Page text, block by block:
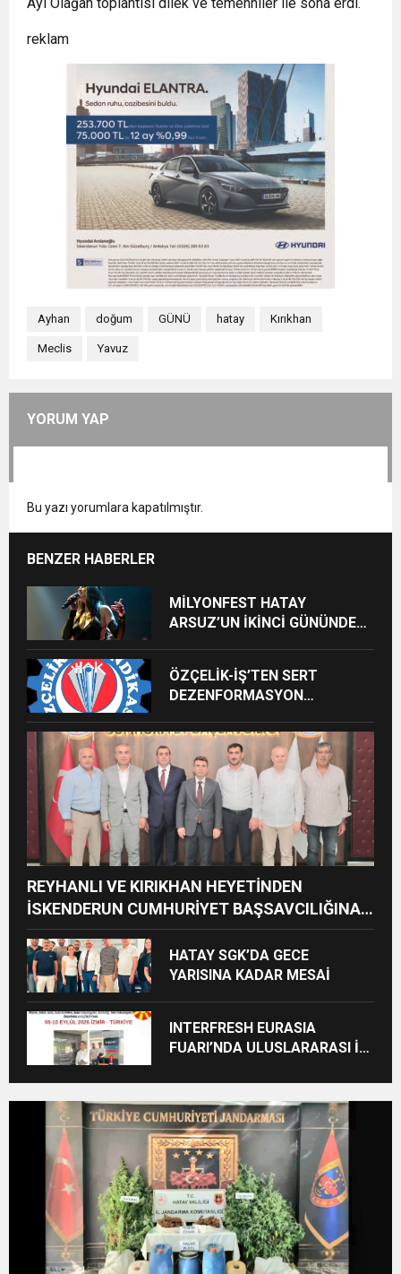
reklam
Ayhan doğum GÜNÜ hatay Kırıkhan
Meclis Yavuz
YORUM YAP
Bu yazı yorumlara kapatılmıştır.
BENZER HABERLER
MİLYONFEST HATAY
ARSUZ’UN İKİNCİ GÜNÜNDE
ÖZÇELİK-İŞ’TEN SERT
DEZENFORMASYON
CEZAİ SÜREÇ BAŞLATILDI”
REYHANLI VE KIRIKHAN HEYETİNDEN
İSKENDERUN CUMHURİYET BAŞSAVCILIĞINA
ZİYARET
HATAY SGK’DA GECE
YARISINA KADAR MESAİ
INTERFRESH EURASIA
FUARI’NDA ULUSLARARASI İŞ
BAŞLADI